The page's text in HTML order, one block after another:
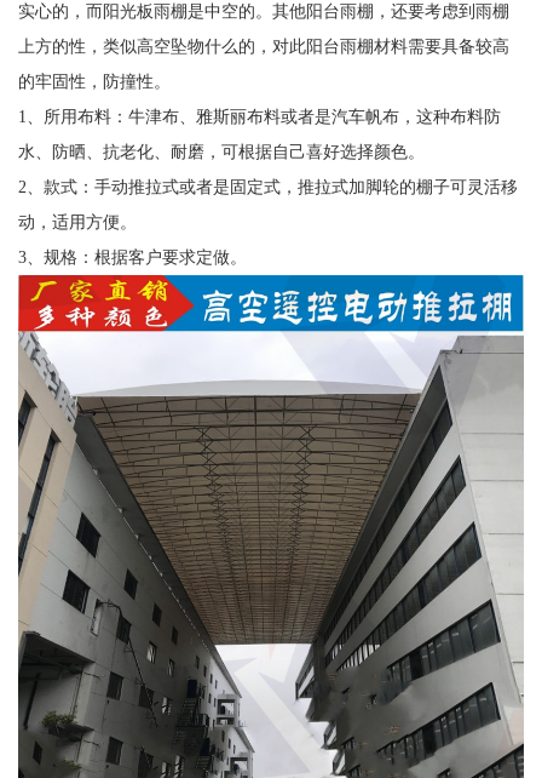
实心的，而阳光板雨棚是中空的。其他阳台雨棚，还要考虑到雨棚
上方的性，类似高空坠物什么的，对此阳台雨棚材料需要具备较高
的牢固性，防撞性。
1、所用布料：牛津布、雅斯丽布料或者是汽车帆布，这种布料防
水、防晒、抗老化、耐磨，可根据自己喜好选择颜色。
2、款式：手动推拉式或者是固定式，推拉式加脚轮的棚子可灵活移
动，适用方便。
3、规格：根据客户要求定做。